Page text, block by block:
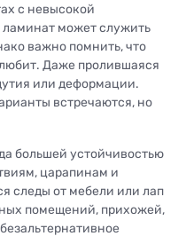
с невысокой
может служить
важно помнить, что
Даже пролившаяся
или деформации.
встречаются, но
большей устойчивостью
царапинам и
следы от мебели или лап
помещений, прихожей,